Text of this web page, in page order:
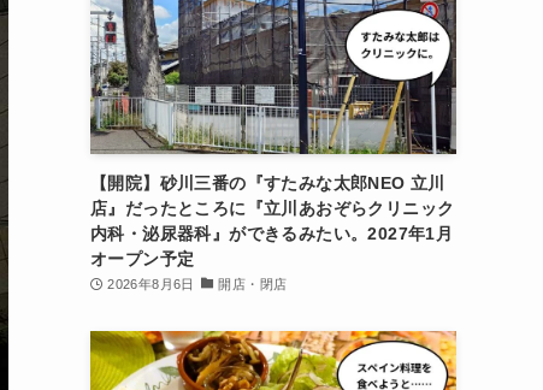
【開院】砂川三番の『すたみな太郎NEO 立川
店』だったところに『立川あおぞらクリニック
内科・泌尿器科』ができるみたい。2027年1月
オープン予定
2026年8月6日 開店・閉店